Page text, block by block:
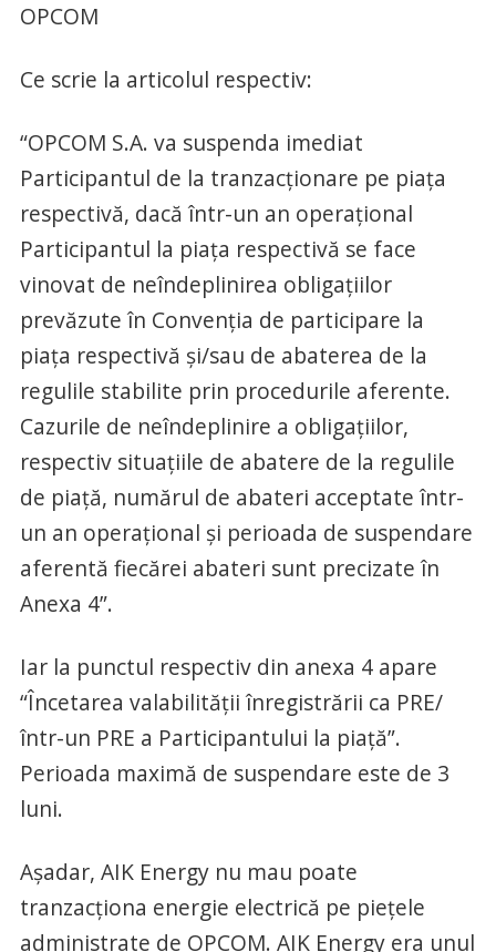
OPCOM
Ce scrie la articolul respectiv:
“OPCOM S.A. va suspenda imediat
Participantul de la tranzacţionare pe piaţa
respectivă, dacă într-un an operațional
Participantul la piața respectivă se face
vinovat de neîndeplinirea obligaţiilor
prevăzute în Convenţia de participare la
piața respectivă şi/sau de abaterea de la
regulile stabilite prin procedurile aferente.
Cazurile de neîndeplinire a obligațiilor,
respectiv situațiile de abatere de la regulile
de piață, numărul de abateri acceptate într-
un an operațional și perioada de suspendare
aferentă fiecărei abateri sunt precizate în
Anexa 4”.
Iar la punctul respectiv din anexa 4 apare
“Încetarea valabilităţii înregistrării ca PRE/
într-un PRE a Participantului la piață”.
Perioada maximă de suspendare este de 3
luni.
Așadar, AIK Energy nu mau poate
tranzacționa energie electrică pe piețele
administrate de OPCOM. AIK Energy era unul